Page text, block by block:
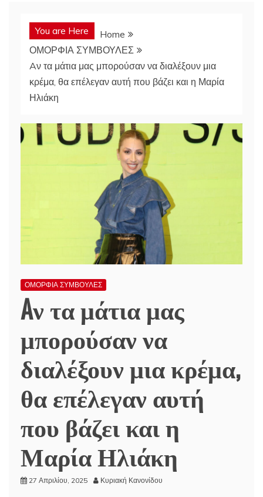
You are Here
Home
ΟΜΟΡΦΙΑ ΣΥΜΒΟΥΛΕΣ
Aν τα μάτια μας μπορούσαν να διαλέξουν μια
κρέμα, θα επέλεγαν αυτή που βάζει και η Μαρία
Ηλιάκη
ΟΜΟΡΦΙΑ ΣΥΜΒΟΥΛΕΣ
Aν τα μάτια μας
μπορούσαν να
διαλέξουν μια κρέμα,
θα επέλεγαν αυτή
που βάζει και η
Μαρία Ηλιάκη
27 Απριλίου, 2025 Κυριακή Κανονίδου